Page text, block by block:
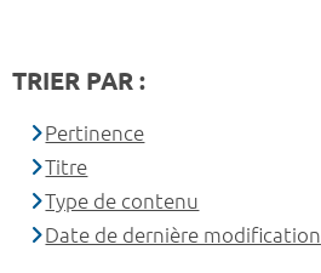
TRIER PAR :
Pertinence
Titre
Type de contenu
Date de dernière modification